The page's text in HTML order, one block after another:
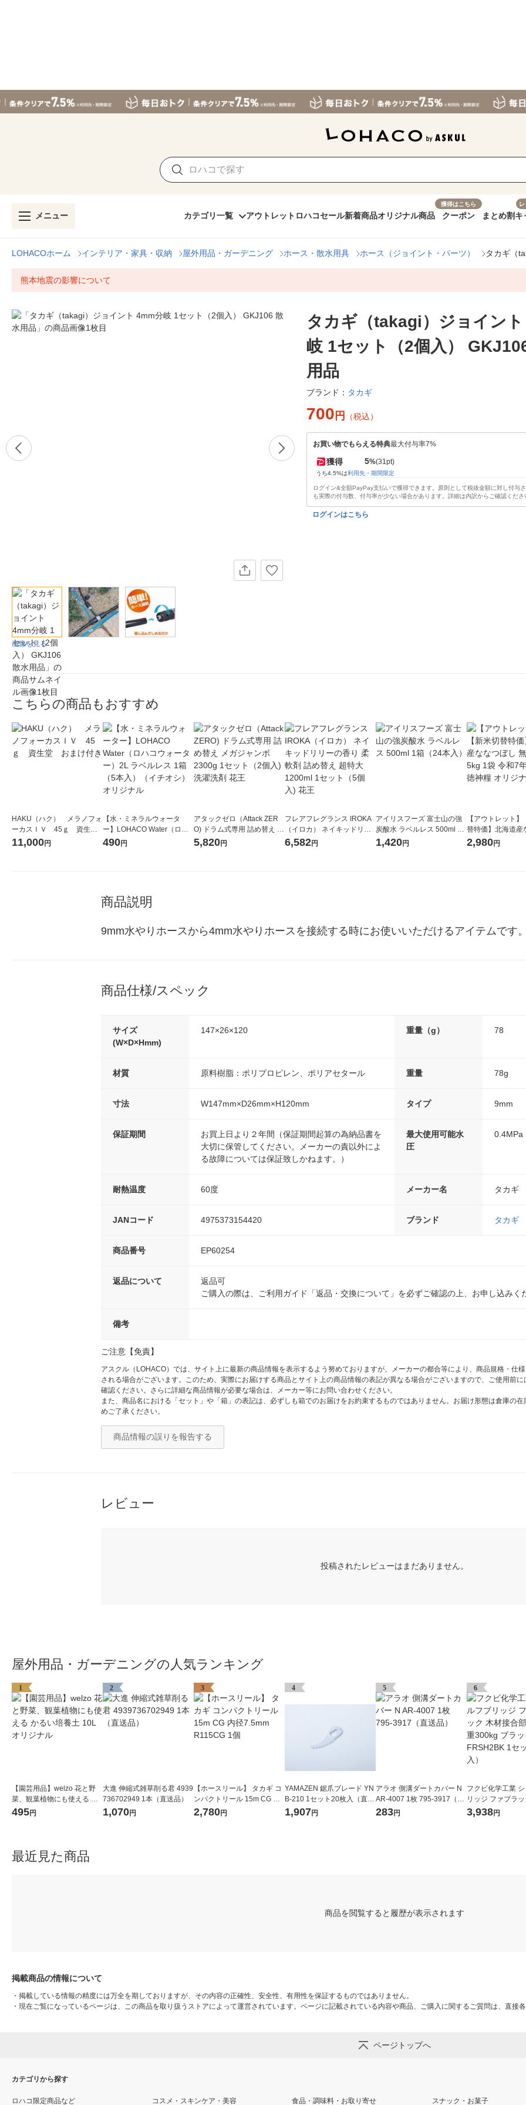
メニュー カテゴリ一覧 アウトレット ロハコセール新着商品オリジナル商品
獲得はこちら
クーポン まとめ割キ
LOHACOホーム インテリア・家具・収納 屋外用品・ガーデニング ホース・散水用具 ホース（ジョイント・パーツ） タカギ（
熊本地震の影響について
画像を見る
タカギ（takagi）ジョイン
岐 1セット（2個入）
用品
ブランド： タカギ
700 円 （税込）
お買い物でもらえる特典最大付与率7%
獲得 5%(31pt)
うち4.5%は利用先・期間限定
ログイン&全額PayPay支払いで獲得できます。原則として税抜金額に対し付与
も実際の付与数、付与率が少ない場合があります。詳細は内訳からご確認くださ
ログインはこちら
こちらの商品もおすすめ
HAKU（ハク） メラノフォ
ーカスＩＶ 45ｇ 資生
堂 おまけ付き
11,000円
【水・ミネラルウォータ
ー】LOHACO Water（ロハ
コウォーター）2L ラベルレ
490円
アタックゼロ（Attack ZER
O) ドラム式専用 詰め替え メ
ガジャンボ 2300g 1セット
5,820円
フレアフレグランス IROKA
（イロカ） ネイキッドリリ
ーの香り 柔軟剤 詰め替え 超
6,582円
アイリスフーズ 富士山の強
炭酸水 ラベルレス 500ml 1
箱（24本入）
1,420円
【アウトレット
替特価】北海道産
し 無洗米 5kg 1袋
2,980円
商品説明
9mm水やりホースから4mm水やりホースを接続する時にお使いいただけるアイテムです
商品仕様/スペック
サイズ
(W×D×Hmm)
147×26×120 重量（g） 78
材質 原料樹脂：ポリプロピレン、ポリアセタール 重量 78g
寸法 W147mm×D26mm×H120mm タイプ 9mm
保証期間
お買上日より２年間（保証期間起算の為納品書を
大切に保管してください。メーカーの責以外によ
る故障については保証致しかねます。）
最大使用可能水
圧
0.4MPa
耐熱温度 60度 メーカー名 タカギ
JANコード 4975373154420 ブランド タカギ
商品番号 EP60254
返品について
返品可
ご購入の際は、ご利用ガイド「返品・交換について」を必ずご確認の上、お申し込みく
備考
ご注意【免責】
アスクル（LOHACO）では、サイト上に最新の商品情報を表示するよう努めておりますが、メーカーの都合等により、商品規格・仕
される場合がございます。このため、実際にお届けする商品とサイト上の商品情報の表記が異なる場合がございますので、ご使用前
確認ください。さらに詳細な商品情報が必要な場合は、メーカー等にお問い合わせください。
また、商品名における「セット」や「箱」の表記は、必ずしも箱でのお届けをお約束するものではありません。お届け形態は倉庫の
めご了承ください。
商品情報の誤りを報告する
レビュー
投稿されたレビューはまだありません。
屋外用品・ガーデニングの人気ランキング
1
【園芸用品】welzo 花と野
菜、観葉植物にも使える か
るい培養土 10L オリジナル
495円
2
大進 伸縮式雑草削る君 4939
736702949 1本（直送品）
1,070円
3
【ホースリール】 タカギ コ
ンパクトリール 15m CG 内
径7.5mm R115CG 1個
2,780円
4
YAMAZEN 鋸爪ブレード YN
B-210 1セット20枚入（直送
品）
1,907円
5
アラオ 側溝ダートカバー N
AR-4007 1枚 795-3917（直
送品）
283円
6
フクビ化学工業
リッジ ファブラ
合部材 耐荷重
3,938円
最近見た商品
商品を閲覧すると履歴が表示されます
掲載商品の情報について
・ 掲載している情報の精度には万全を期しておりますが、その内容の正確性、安全性、有用性を保証するものではありません。
・ 現在ご覧になっているページは、この商品を取り扱うストアによって運営されています。ページに記載されている内容や商品、ご購入に関するご質問は、直接
ページトップへ
カテゴリから探す
ロハコ限定商品など コスメ・スキンケア・美容 食品・調味料・お取り寄せ スナック・お菓子